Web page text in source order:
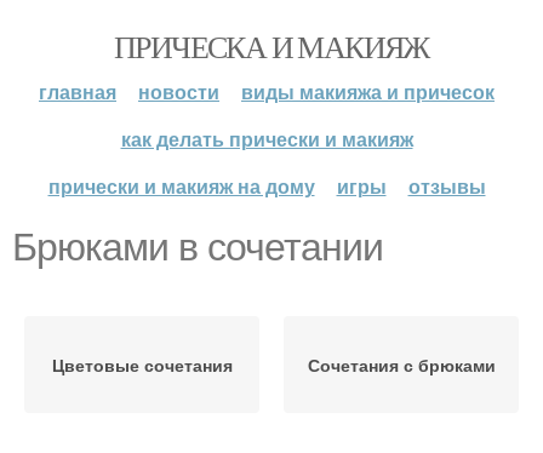
ПРИЧЕСКА И МАКИЯЖ
главная новости
виды макияжа и причесок
как делать прически и макияж
прически и макияж на дому
игры отзывы
Брюками в сочетании
Цветовые сочетания Сочетания с брюками